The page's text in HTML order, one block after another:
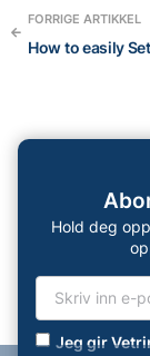
FORRIGE ARTIKKEL
Hold deg
Jeg gir